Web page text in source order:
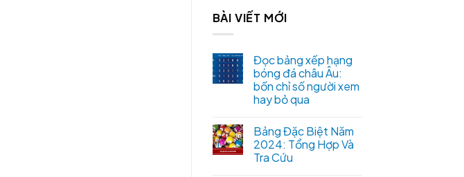
BÀI VIẾT MỚI
Đọc bảng xếp hạng
bóng đá châu Âu:
bốn chỉ số người xem
hay bỏ qua
Bảng Đặc Biệt Năm
2024: Tổng Hợp Và
Tra Cứu